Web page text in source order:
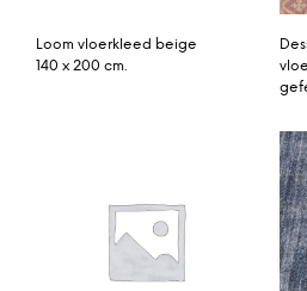
Loom vloerkleed beige
140 x 200 cm.